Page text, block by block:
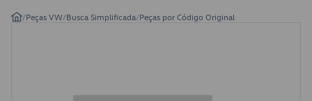
/Peças VW/Busca Simplificada/Peças por Código Original